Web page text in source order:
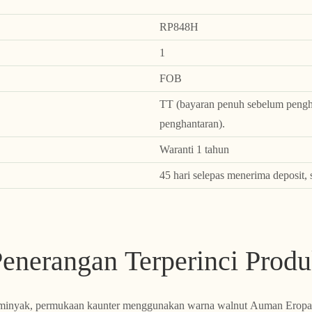
RP848H
1
FOB
TT (bayaran penuh sebelum
penghantaran).
Waranti 1 tahun
45 hari selepas menerima
Terperinci
permukaan kaunter menggunakan warna walnut Auman